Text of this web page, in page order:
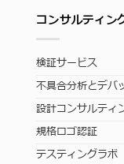
コンサルティン
検証サービス
不具合分析とデバ
設計コンサルティ
規格ロゴ認証
テスティングラボ